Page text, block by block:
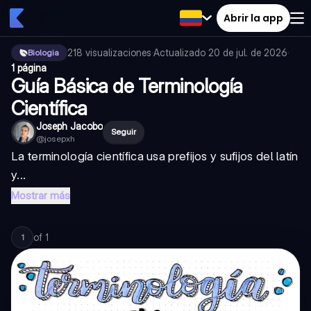
Abrir la app
Biologia 218 visualizaciones·Actualizado 20 de jul. de 2026·
1 página
Guía Básica de Terminología
Científica
Joseph Jacobo
@josepxh
Seguir
La terminología científica usa prefijos y sufijos del latín
y...
Mostrar más
1 of 1